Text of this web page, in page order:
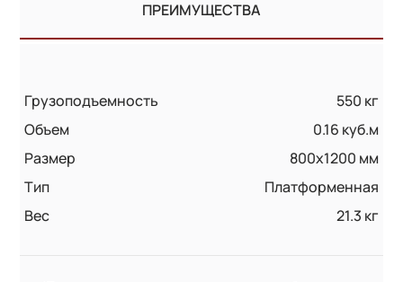
ПРЕИМУЩЕСТВА
Грузоподъемность
550 кг
Объем
0.16 куб.м
Размер
800х1200 мм
Тип
Платформенная
Вес
21.3 кг